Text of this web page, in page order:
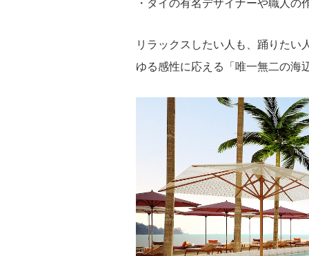
・タイの有名デザイナーや職人の
リラックスしたい人も、踊りた
ゆる感性に応える「唯一無二の海